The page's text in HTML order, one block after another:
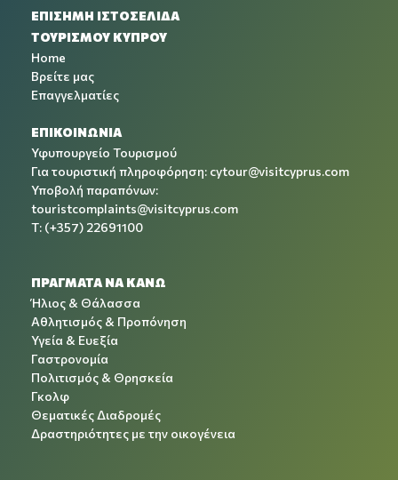
ΕΠΙΣΗΜΗ ΙΣΤΟΣΕΛΙΔΑ
ΤΟΥΡΙΣΜΟΥ ΚΥΠΡΟΥ
Home
Βρείτε μας
Επαγγελματίες
ΕΠΙΚΟΙΝΩΝΙΑ
Υφυπουργείο Τουρισμού
Για τουριστική πληροφόρηση: cytour@visitcyprus.com
Υποβολή παραπόνων:
touristcomplaints@visitcyprus.com
T: (+357) 22691100
ΠΡΑΓΜΑΤΑ ΝΑ ΚΑΝΩ
Ήλιος & Θάλασσα
Αθλητισμός & Προπόνηση
Υγεία & Ευεξία
Γαστρονομία
Πολιτισμός & Θρησκεία
Γκολφ
Θεματικές Διαδρομές
Δραστηριότητες με την οικογένεια